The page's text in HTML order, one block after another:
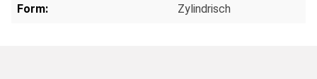
Form: Zylindrisch